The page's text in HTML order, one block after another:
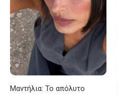
Μαντήλια: Το απόλυτο